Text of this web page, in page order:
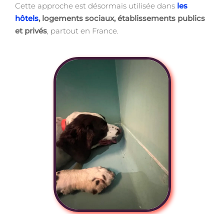
Cette approche est désormais utilisée dans les
hôtels, logements sociaux, établissements publics
et privés , partout en France.